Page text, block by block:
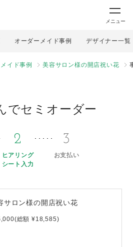
メニュー
オーダーメイド事例 デザイナー一覧
イド事例 美容サロン様の開店祝い花
でセミオーダー
2
ヒアリング
シート入力
3
お支払い
サロン様の開店祝い花
総額 ¥18,585)